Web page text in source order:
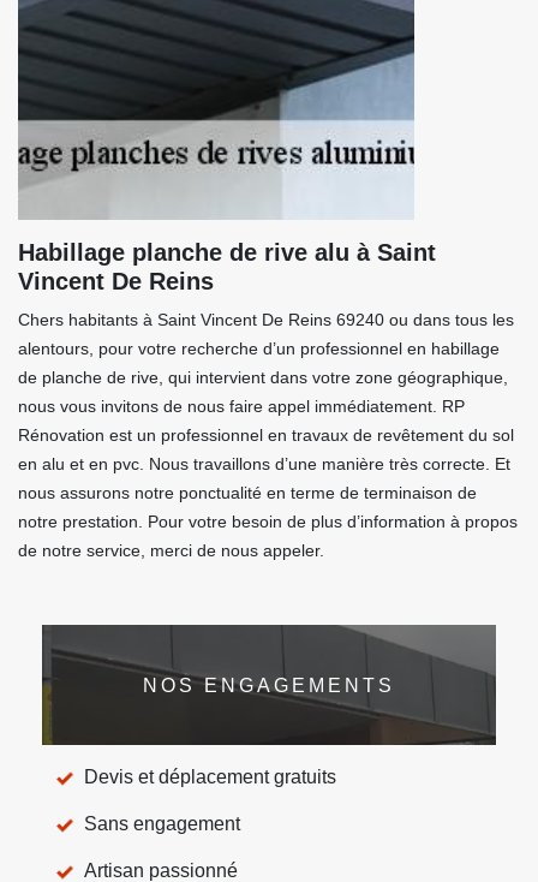
Habillage planche de rive alu à Saint
Vincent De Reins
Chers habitants à Saint Vincent De Reins 69240 ou dans tous les
alentours, pour votre recherche d’un professionnel en habillage
de planche de rive, qui intervient dans votre zone géographique,
nous vous invitons de nous faire appel immédiatement. RP
Rénovation est un professionnel en travaux de revêtement du sol
en alu et en pvc. Nous travaillons d’une manière très correcte. Et
nous assurons notre ponctualité en terme de terminaison de
notre prestation. Pour votre besoin de plus d’information à propos
de notre service, merci de nous appeler.
NOS ENGAGEMENTS
Devis et déplacement gratuits
Sans engagement
Artisan passionné